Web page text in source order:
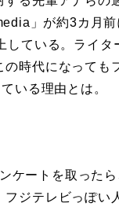
」が約3カ月前
している。ライタ
の時代になっても
いる理由とは。
ケートを取った
ジテレビっぽ